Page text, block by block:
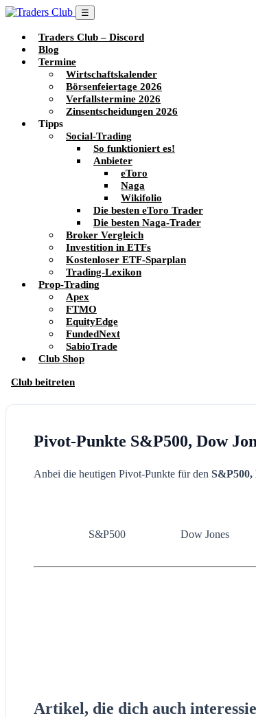
☰
Traders Club – Discord
Blog
Termine
Wirtschaftskalender
Börsenfeiertage 2026
Verfallstermine 2026
Zinsentscheidungen 2026
Tipps
Social-Trading
So funktioniert es!
Anbieter
eToro
Naga
Wikifolio
Die besten eToro Trader
Die besten Naga-Trader
Broker Vergleich
Investition in ETFs
Kostenloser ETF-Sparplan
Trading-Lexikon
Prop-Trading
Apex
FTMO
EquityEdge
FundedNext
SabioTrade
Club Shop
Club beitreten
Pivot-Punkte S&P500, Dow
Anbei die heutigen Pivot-Punkte für den S&P500,
S&P500 Dow Jones
Artikel, die dich auch